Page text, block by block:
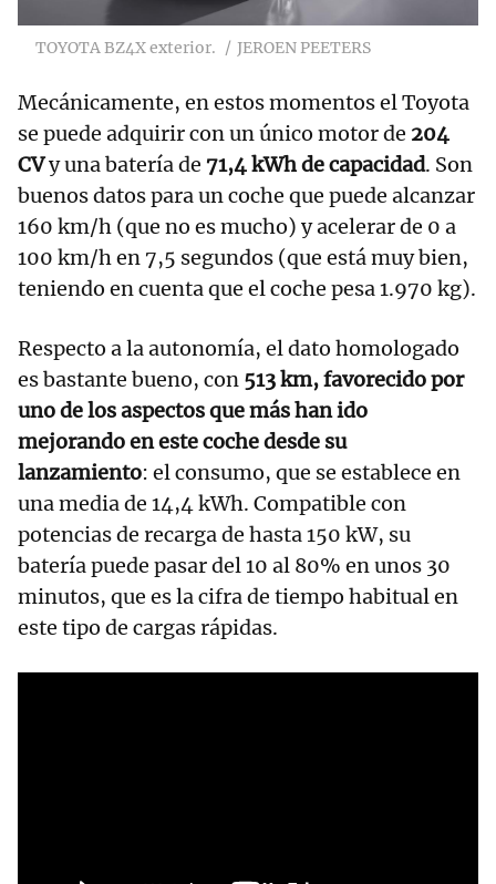
TOYOTA BZ4X exterior. JEROEN PEETERS
Mecánicamente, en estos momentos el Toyota
se puede adquirir con un único motor de 204
CVy una batería de 71,4 kWh de capacidad. Son
buenos datos para un coche que puede alcanzar
160 km/h (que no es mucho) y acelerar de 0 a
100 km/h en 7,5 segundos (que está muy bien,
teniendo en cuenta que el coche pesa 1.970 kg).
Respecto a la autonomía, el dato homologado
es bastante bueno, con 513 km, favorecido por
uno de los aspectos que más han ido
mejorando en este coche desde su
lanzamiento: el consumo, que se establece en
una media de 14,4 kWh. Compatible con
potencias de recarga de hasta 150 kW, su
batería puede pasar del 10 al 80% en unos 30
minutos, que es la cifra de tiempo habitual en
este tipo de cargas rápidas.